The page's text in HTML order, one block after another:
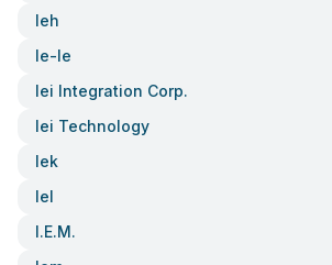
Ieh
Ie-Ie
Iei Integration Corp.
Iei Technology
Iek
Iel
I.e.m.